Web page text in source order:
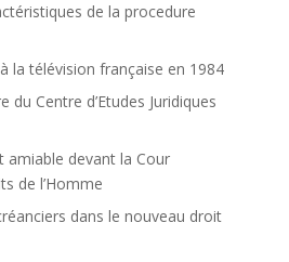
de la procedure
à la télévision française en 1984
du Centre d’Etudes Juridiques
amiable devant la Cour
de l’Homme
dans le nouveau droit